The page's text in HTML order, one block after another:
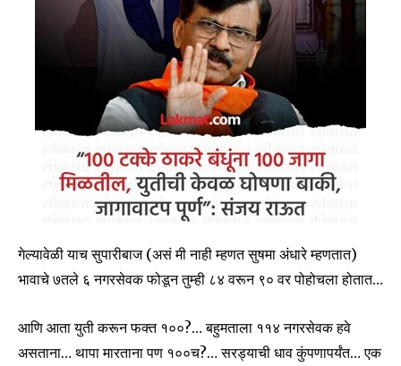
गेल्यावेळी याच सुपारीबाज (असं मी नाही म्हणत सुषमा अंधारे म्हणतात)
भावाचे ७तले ६ नगरसेवक फोडून तुम्ही ८४ वरून ९० वर पोहोचला होतात…
आणि आता युती करून फक्त १००?… बहुमताला ११४ नगरसेवक हवे
असताना… थापा मारताना पण १००च?… सरड्याची धाव कुंपणापर्यंत… एक